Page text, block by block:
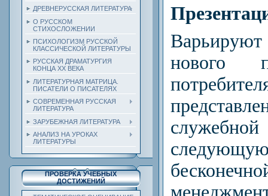
ДРЕВНЕРУССКАЯ ЛИТЕРАТУРА
О РУССКОМ
СТИХОСЛОЖЕНИИ
ПСИХОЛОГИЗМ РУССКОЙ
КЛАССИЧЕСКОЙ ЛИТЕРАТУРЫ
РУССКАЯ ДРАМАТУРГИЯ
КОНЦА ХХ ВЕКА
ЛИТЕРАТУРНАЯ МАТРИЦА.
ПИСАТЕЛИ О ПИСАТЕЛЯХ
СОВРЕМЕННАЯ РУССКАЯ
ЛИТЕРАТУРА
ЗАРУБЕЖНАЯ ЛИТЕРАТУРА
АНАЛИЗ НА УРОКАХ
ЛИТЕРАТУРЫ
ПРОВЕРКА УЧЕБНЫХ
ДОСТИЖЕНИЙ
нового